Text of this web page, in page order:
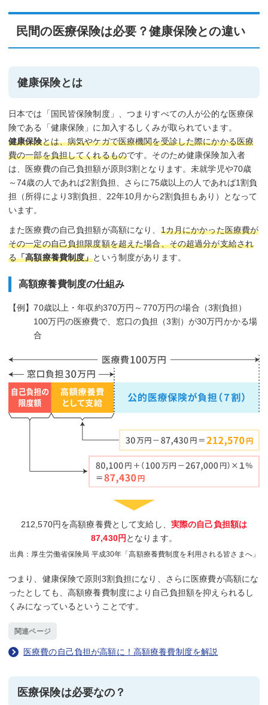
民間の医療保険は必要？健康保険との違い
健康保険とは
日本では「国民皆保険制度」、つまりすべての人が公的な医療保
険である「健康保険」に加入するしくみが取られています。
健康保険とは、病気やケガで医療機関を受診した際にかかる医療
費の一部を負担してくれるものです。そのため健康保険加入者
は、医療費の自己負担額が原則3割となります。未就学児や70歳
～74歳の人であれば2割負担、さらに75歳以上の人であれば1割負
担（所得により3割負担、22年10月から2割負担もあり）となって
います。
また医療費の自己負担額が高額になり、 1カ月にかかった医療費が
その一定の自己負担限度額を超えた場合、その超過分が支給され
る「高額療養費制度」という制度があります。
高額療養費制度の仕組み
【例】70歳以上・年収約370万円～770万円の場合（3割負担）
100万円の医療費で、窓口の負担（3割）が30万円かかる場
合
212,570円を高額療養費として支給し、 実際の自己負担額は
87,430円 となります。
厚生労働省保険局 平成30年「高額療養費制度を利用される皆さまへ」
つまり、健康保険で原則3割負担になり、さらに医療費が高額にな
ったとしても、高額療養費制度により自己負担額を抑えられるし
くみになっているということです。
関連ページ
医療費の自己負担が高額に！高額療養費制度を解説
医療保険は必要なの？